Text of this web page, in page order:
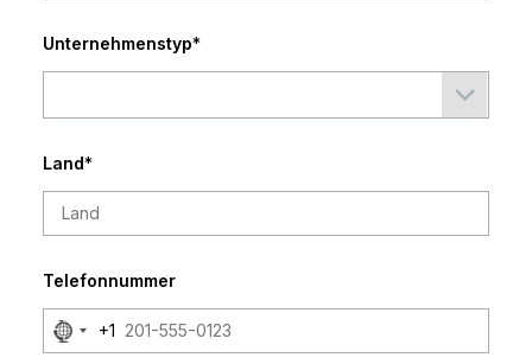
Unternehmenstyp*
Land*
Telefonnummer
No
country
+1